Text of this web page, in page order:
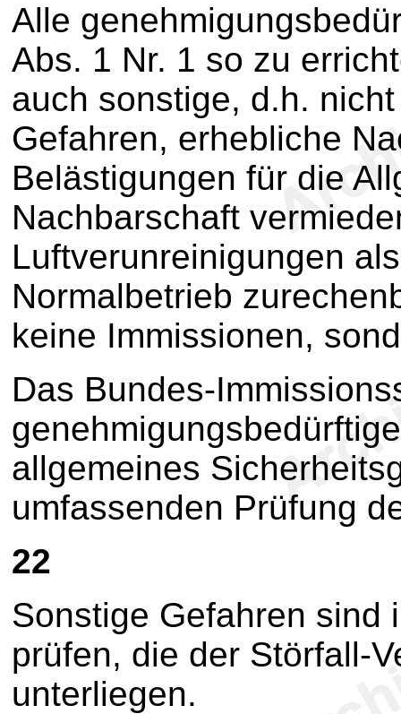
Alle
Abs. 1 Nr. 1 so zu
auch sonstige, d.h.
Gefahren, erhebliche
Belästigungen für die
Nachbarschaft
Luftverunreinigungen
Normalbetrieb
keine Immissionen,
Das Bundes-
allgemeines
umfassenden Prüfung
22
Sonstige Gefahren sind
prüfen, die der Störfall-
unterliegen.